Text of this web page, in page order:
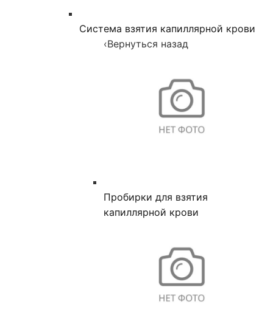
Система взятия капиллярной крови
‹Вернуться назад
Пробирки для взятия
капиллярной крови